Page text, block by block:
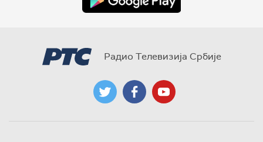
Радио Телевизија Србије